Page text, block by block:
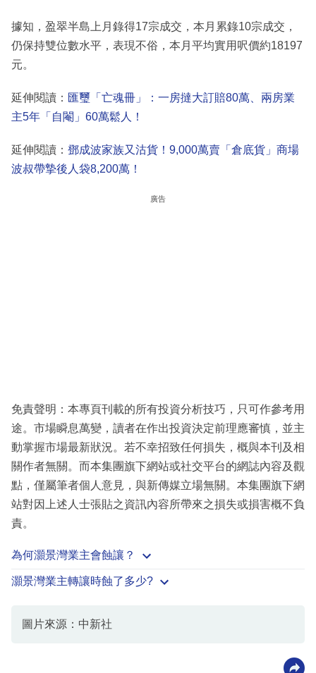
據知，盈翠半島上月錄得17宗成交，本月累錄10宗成交，
仍保持雙位數水平，表現不俗，本月平均實用呎價約18197
元。
延伸閱讀： 匯璽「亡魂冊」：一房撻大訂賠80萬、兩房業
主5年「自閹」60萬鬆人！
延伸閱讀： 鄧成波家族又沽貨！9,000萬賣「倉底貨」商場
波叔帶摯後人袋8,200萬！
廣告
免責聲明：本專頁刊載的所有投資分析技巧，只可作參考用
途。市場瞬息萬變，讀者在作出投資決定前理應審慎，並主
動掌握市場最新狀況。若不幸招致任何損失，概與本刊及相
關作者無關。而本集團旗下網站或社交平台的網誌內容及觀
點，僅屬筆者個人意見，與新傳媒立場無關。本集團旗下網
站對因上述人士張貼之資訊內容所帶來之損失或損害概不負
責。
為何灝景灣業主會蝕讓？
灝景灣業主轉讓時蝕了多少?
圖片來源：中新社